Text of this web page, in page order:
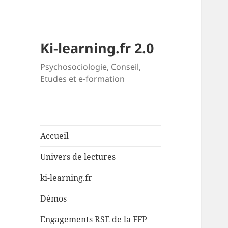
Ki-learning.fr 2.0
Psychosociologie, Conseil,
Etudes et e-formation
Accueil
Univers de lectures
ki-learning.fr
Démos
Engagements RSE de la FFP